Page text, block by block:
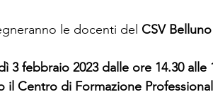
le docenti del CSV
3 febbraio 2023 dalle ore 14.30 alle
il Centro di Formazione